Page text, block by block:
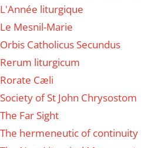
L'Année liturgique
Le Mesnil-Marie
Orbis Catholicus Secundus
Rerum liturgicum
Rorate Cæli
Society of St John Chrysostom
The Far Sight
The hermeneutic of continuity